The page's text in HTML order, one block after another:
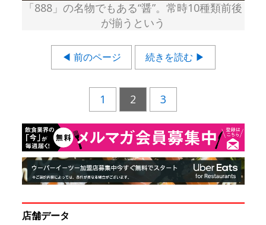
「888」の名物でもある“醤”。常時10種類前後
が揃うという
◀ 前のページ 続きを読む ▶
1 2 3
店舗データ